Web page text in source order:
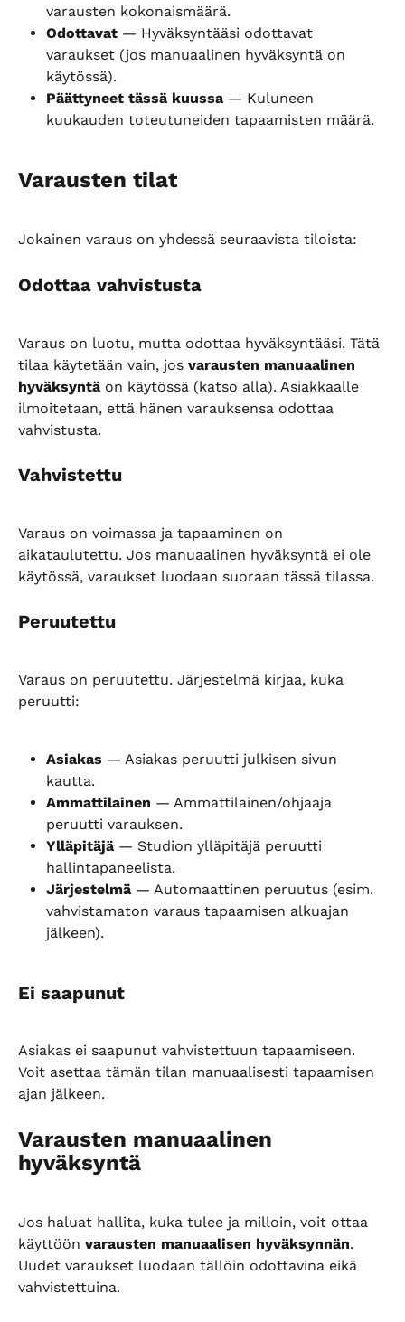
varausten kokonaismäärä.
Odottavat — Hyväksyntääsi odottavat
varaukset (jos manuaalinen hyväksyntä on
käytössä).
Päättyneet tässä kuussa — Kuluneen
kuukauden toteutuneiden tapaamisten määrä.
Varausten tilat
Jokainen varaus on yhdessä seuraavista tiloista:
Odottaa vahvistusta
Varaus on luotu, mutta odottaa hyväksyntääsi. Tätä
tilaa käytetään vain, jos varausten manuaalinen
hyväksyntä on käytössä (katso alla). Asiakkaalle
ilmoitetaan, että hänen varauksensa odottaa
vahvistusta.
Vahvistettu
Varaus on voimassa ja tapaaminen on
aikataulutettu. Jos manuaalinen hyväksyntä ei ole
käytössä, varaukset luodaan suoraan tässä tilassa.
Peruutettu
Varaus on peruutettu. Järjestelmä kirjaa, kuka
peruutti:
Asiakas — Asiakas peruutti julkisen sivun
kautta.
Ammattilainen — Ammattilainen/ohjaaja
peruutti varauksen.
Ylläpitäjä — Studion ylläpitäjä peruutti
hallintapaneelista.
Järjestelmä — Automaattinen peruutus (esim.
vahvistamaton varaus tapaamisen alkuajan
jälkeen).
Ei saapunut
Asiakas ei saapunut vahvistettuun tapaamiseen.
Voit asettaa tämän tilan manuaalisesti tapaamisen
ajan jälkeen.
Varausten manuaalinen
hyväksyntä
Jos haluat hallita, kuka tulee ja milloin, voit ottaa
käyttöön varausten manuaalisen hyväksynnän.
Uudet varaukset luodaan tällöin odottavina eikä
vahvistettuina.